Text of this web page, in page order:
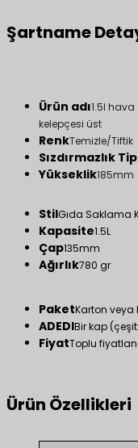
Şartname
Ürün adı1.5l
kelepçesi üst
RenkTemizle/Tiftik
Sızdırmazlık
Yükseklik185mm
StilGıda Saklama
Kapasite1.5L
Çap135mm
Ağırlık780 gr
PaketKarton veya
ADEDIBir kap
FiyatToplu
Ürün Özellikleri